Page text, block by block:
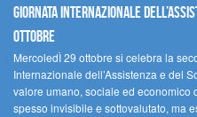
Giornata internazionale
ottobre
MercoledÌ 29 ottobre si celebra la
Internazionale dell’Assistenza e del
valore umano, sociale ed
spesso invisibile e sottovalutato, ma